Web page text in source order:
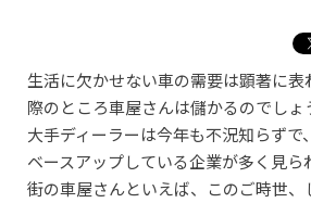
生活に欠かせない車の需要は顕著に
際のところ車屋さんは儲かるのでしょ
大手ディーラーは今年も不況知らずで
ベースアップしている企業が多く見ら
街の車屋さんといえば、このご時世、